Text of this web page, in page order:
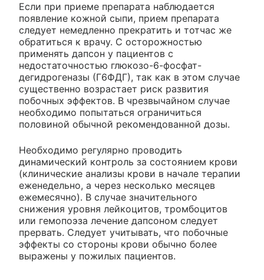
Если при приеме препарата наблюдается
появление кожной сыпи, прием препарата
следует немедленно прекратить и тотчас же
обратиться к врачу. С осторожностью
применять дапсон у пациентов с
недостаточностью глюкозо-6-фосфат-
дегидрогеназы (Г6ФДГ), так как в этом случае
существенно возрастает риск развития
побочных эффектов. В чрезвычайном случае
необходимо попытаться ограничиться
половиной обычной рекомендованной дозы.
Необходимо регулярно проводить
динамический контроль за состоянием крови
(клинические анализы крови в начале терапии
еженедельно, а через несколько месяцев
ежемесячно). В случае значительного
снижения уровня лейкоцитов, тромбоцитов
или гемопоэза лечение дапсоном следует
прервать. Следует учитывать, что побочные
эффекты со стороны крови обычно более
выражены у пожилых пациентов.